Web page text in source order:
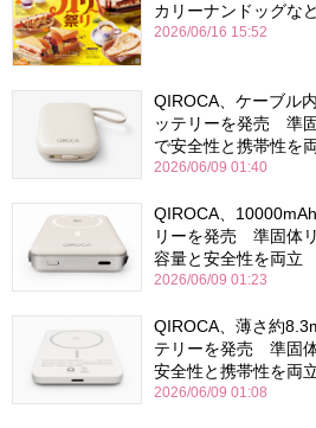
カリーナンドッグな
2026/06/16 15:52
QIROCA、ケーブル
ッテリーを発売 準
で安全性と携帯性を
2026/06/09 01:40
QIROCA、
リーを発売 準固体
容量と安全性を両立
2026/06/09 01:23
QIROCA、薄さ約
テリーを発売 準固
安全性と携帯性を両
2026/06/09 01:08